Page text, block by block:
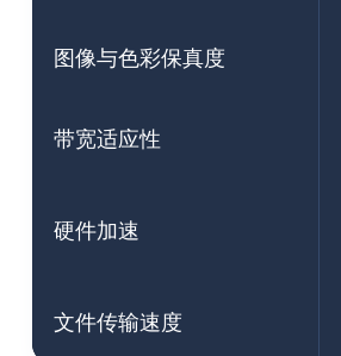
图像与色彩保真度
带宽适应性
硬件加速
文件传输速度